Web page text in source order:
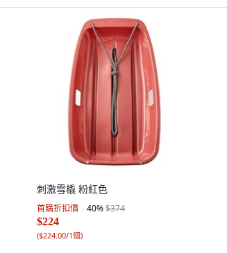
刺激雪橇 粉紅色
首購折扣價 40%$374
$224
($224.00/1個)